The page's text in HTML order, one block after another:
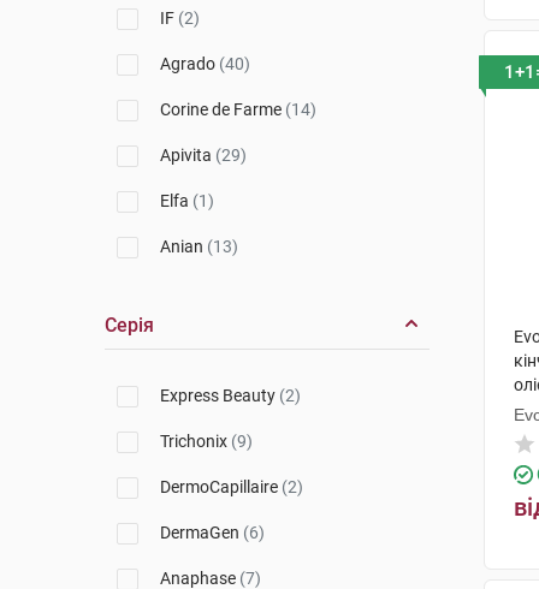
IF (2)
Agrado (40)
Corine de Farme (14)
Apivita (29)
Elfa (1)
Anian (13)
Серія
Express Beauty (2)
Trichonix (9)
DermoCapillaire (2)
DermaGen (6)
Anaphase (7)